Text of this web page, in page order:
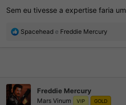
p
c
Sem eu tivesse a expertise faria
R
s
:
Spacehead e Freddie Mercury
Freddie Mercury
Mars Vinum VIP GOLD